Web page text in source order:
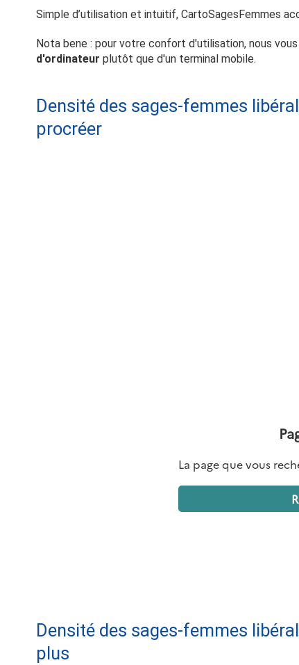
Simple d’utilisation et intuitif, CartoSagesFemmes
Nota bene : pour votre confort d'utilisation, nous
d'ordinateur plutôt que d'un terminal mobile.
Densité des sages-femmes
procréer
Densité des sages-femmes
plus